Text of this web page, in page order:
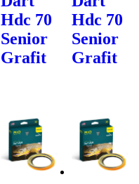
Hdc 70
Senior
Grafit
Hdc 70
Senior
Grafit